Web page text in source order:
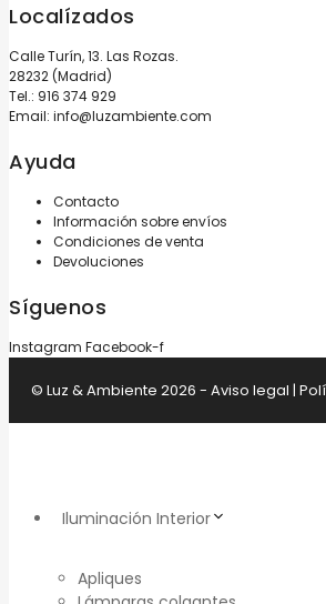
Localízados
Calle Turín, 13. Las Rozas.
28232 (Madrid)
Tel.: 916 374 929
Email: info@luzambiente.com
Ayuda
Contacto
Información sobre envíos
Condiciones de venta
Devoluciones
Síguenos
Instagram Facebook-f
© Luz & Ambiente 2026 - Aviso legal |
Iluminación Interior
Apliques